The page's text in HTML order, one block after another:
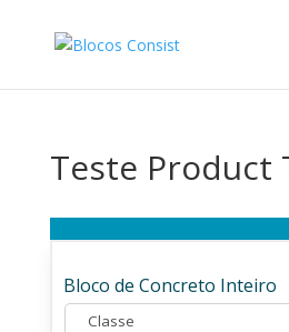
Teste Product
Bloco de Concreto Inteiro